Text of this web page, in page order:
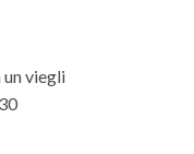
viegli